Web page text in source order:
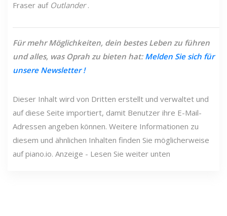
Fraser auf Outlander.
Für mehr Möglichkeiten, dein bestes Leben zu führen
und alles, was Oprah zu bieten hat: Melden Sie sich für
unsere Newsletter !
Dieser Inhalt wird von Dritten erstellt und verwaltet und
auf diese Seite importiert, damit Benutzer ihre E-Mail-
Adressen angeben können. Weitere Informationen zu
diesem und ähnlichen Inhalten finden Sie möglicherweise
auf piano.io. Anzeige - Lesen Sie weiter unten